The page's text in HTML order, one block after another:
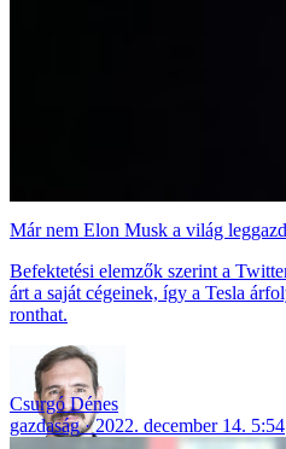
Már nem Elon Musk a világ
Befektetési elemzők szerint a
árt a saját cégeinek, így a Tesla
ronthat.
Csurgó Dénes
gazdaság
2022. december 14. 5:54